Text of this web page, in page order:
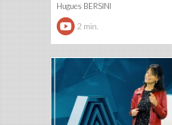
Hugues BERSINI
2 min.